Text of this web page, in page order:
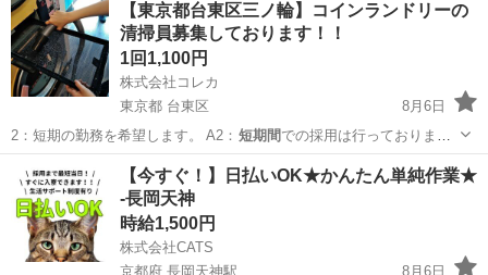
【東京都台東区三ノ輪】コインランドリーの
清掃員募集しております！！
1回1,100円
株式会社コレカ
東京都 台東区
8月6日
2：短期の勤務を希望します。 A2： 短期間 での採用は行っておりませ
ん。 Q…
清掃 コインランドリー
【今すぐ！】日払いOK★かんたん単純作業★
-長岡天神
時給1,500円
株式会社CATS
京都府 長岡天神駅
8月6日